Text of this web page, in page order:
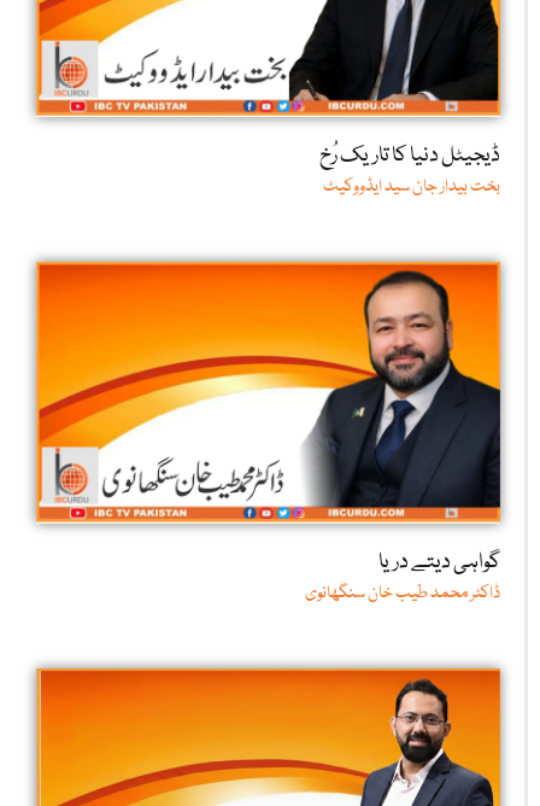
ڈیجیٹل دنیا کا تاریک رُخ
بخت بیدار جان سید ایڈووکیٹ
گواہی دیتے دریا
ڈاکٹر محمد طیب خان سنگھانوی